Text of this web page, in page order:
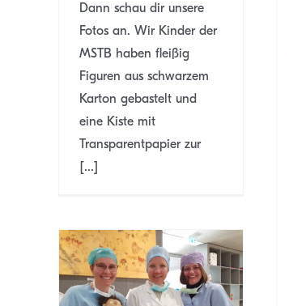
Dann schau dir unsere
Fotos an. Wir Kinder der
MSTB haben fleißig
Figuren aus schwarzem
Karton gebastelt und
eine Kiste mit
Transparentpapier zur
[...]